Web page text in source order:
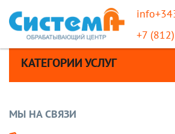
+7
КАТЕГОРИИ УСЛУГ
МЫ НА СВЯЗИ